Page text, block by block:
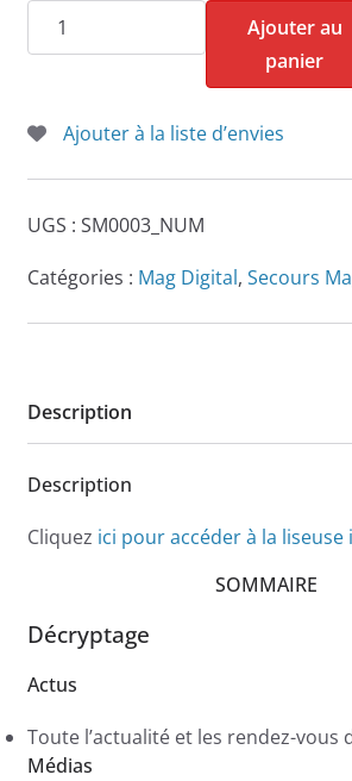
quantité
de
n°3
Ajouter au
panier
Ajouter à la liste d’envies
UGS : SM0003_NUM
Catégories : Mag Digital, Secours
Description
Description
Cliquez ici pour accéder à la liseuse
SOMMAIRE
Décryptage
Actus
Toute l’actualité et les rendez-vous
Médias